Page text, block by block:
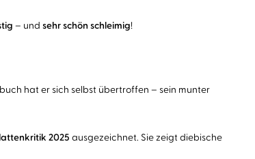
– und sehr schön schleimig!
hat er sich selbst übertroffen – sein munter
2025 ausgezeichnet. Sie zeigt diebische